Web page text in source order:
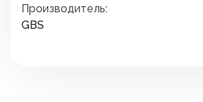
Производитель:
GBS